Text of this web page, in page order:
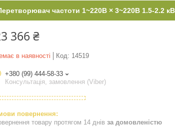
частоти 1~220В × 3~220В 1.5-2.2
366 ₴
в наявності Код: 14519
+380 (99) 444-58-33
Консультація, замовлення (Viber)
товару протягом 14 днів за домовленістю